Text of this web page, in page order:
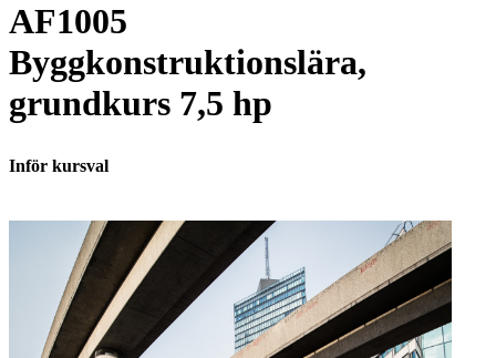
AF1005
Byggkonstruktionslära,
grundkurs 7,5 hp
Inför kursval